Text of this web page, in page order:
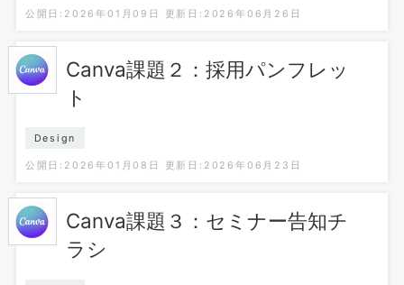
公開日:2026年01月09日 更新日:2026年06月26日
Canva課題２：採用パンフレッ
ト
Design
公開日:2026年01月08日 更新日:2026年06月23日
Canva課題３：セミナー告知チ
ラシ